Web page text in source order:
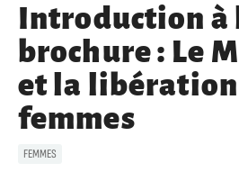
Introduction à
brochure : Le
et la libération
femmes
FEMMES